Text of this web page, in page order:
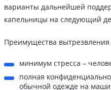
варианты дальнейшей
капельницы на следующий
Преимущества вытрезвления
минимум стресса –
полная
обычной одежде на